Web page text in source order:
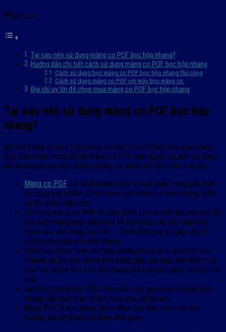
Mục Lục
Tại sao nên sử dụng màng co POF bọc hộp nhang?
Hướng dẫn chi tiết cách sử dụng màng co POF bọc hộp nhang
Cách sử dụng bọc màng co POF bọc hộp nhang thủ công
Cách sử dụng màng co POF với máy bọc màng co
Địa chỉ uy tín để chọn mua màng co POF bọc hộp nhang
Tại sao nên sử dụng màng co POF bọc hộp
nhang?
Đối với màng co bọc hộp nhang thường có rất nhiều các loại màng
bọc khác nhau trong đó thì màng co POF luôn được ưu tiên sử dụng
bởi loại màng co này sở hữu những ưu điểm nổi bật vượt trội như:
Màng co POF với chất lượng vượt trội an toàn trong quá trình
sử dụng sản phẩm. Chất lượng của màng co luôn mỏng, mềm
và độ chắc chắn cao.
Sử dụng màng co POF sẽ góp phần tạo ra một lớp bao bọc kín
cho hộp nhang góp phần bảo vệ hộp khỏi các tác nhân bên
ngoài như ánh sáng, bụi bẩn…. Chính điều này sẽ giúp duy trì
chất lượng của các hộp nhang.
Đảm bảo độ an toàn cho hộp nhang trong suốt quá trình vận
chuyển và lưu kho. Đồng thời cũng giúp gia tăng tính thẩm mỹ
cho sản phẩm làm cho hộp nhang trở nên gọn gàng và sạch sẽ
hơn.
Sử dụng màng bọc POF đem đến một giải pháp chi phí thấp
nhưng vẫn đảm bảo chất lượng cho sản phẩm.
Màng POF là loại màng được đánh giá thân thiện với môi
trường khi dễ phân hủy theo thời gian.